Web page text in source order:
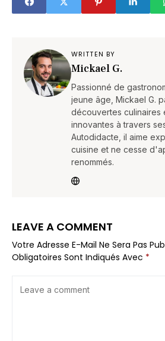
WRITTEN BY
Mickael G.
Passionné de
jeune âge, Mickael G.
découvertes culinaires
innovantes à travers
Autodidacte, il aime
cuisine et ne cesse
renommés.
LEAVE A COMMENT
Votre Adresse E-Mail Ne Sera Pas
Obligatoires Sont Indiqués Avec *